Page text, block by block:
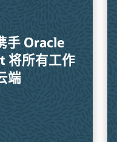
手 Oracle
将所有工作
端